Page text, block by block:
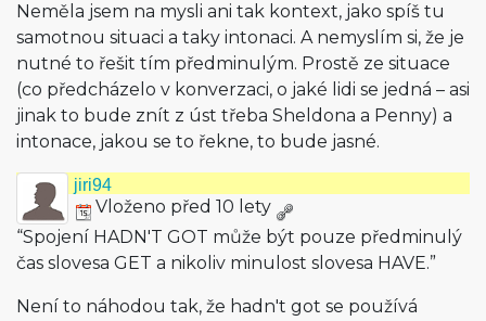
Neměla jsem na mysli ani tak kontext, jako spíš tu
samotnou situaci a taky intonaci. A nemyslím si, že je
nutné to řešit tím předminulým. Prostě ze situace
(co předcházelo v konverzaci, o jaké lidi se jedná – asi
jinak to bude znít z úst třeba Sheldona a Penny) a
intonace, jakou se to řekne, to bude jasné.
jiri94
Vloženo před 10 lety
“Spojení HADN'T GOT může být pouze předminulý
čas slovesa GET a nikoliv minulost slovesa HAVE.”
Není to náhodou tak, že hadn't got se používá